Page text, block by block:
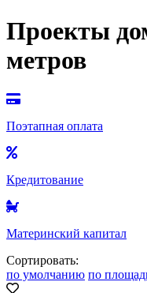
Проекты
метров
Поэтапная оплата
Кредитование
Материнский капитал
Сортировать:
по умолчанию по